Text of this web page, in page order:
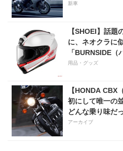
新車
【SHOEI】話題
に、ネオクラに
「BURNSIDE（
用品・グッズ
【HONDA CBX
初にして唯一の
どんな乗り味だ
アーカイブ